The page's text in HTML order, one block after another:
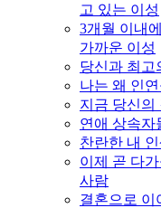
고 있는 이성
3개월 이내
가까운 이성
당신과 최고
나는 왜 인
지금 당신의
연애 상속자
찬란한 내
이제 곧 다
사람
결혼으로 이